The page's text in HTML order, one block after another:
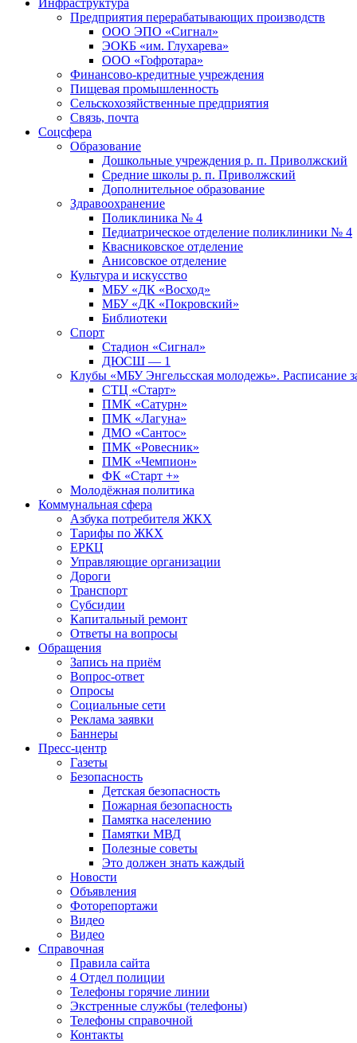
Инфраструктура
Предприятия перерабатывающих производств
ООО ЭПО «Сигнал»
ЭОКБ «им. Глухарева»
ООО «Гофротара»
Финансово-кредитные учреждения
Пищевая промышленность
Сельскохозяйственные предприятия
Связь, почта
Соцсфера
Образование
Дошкольные учреждения р. п. Приволжский
Средние школы р. п. Приволжский
Дополнительное образование
Здравоохранение
Поликлиника № 4
Педиатрическое отделение поликлиники № 4
Квасниковское отделение
Анисовское отделение
Культура и искусство
МБУ «ДК «Восход»
МБУ «ДК «Покровский»
Библиотеки
Спорт
Стадион «Сигнал»
ДЮСШ — 1
Клубы «МБУ Энгельсская молодежь». Расписание
СТЦ «Старт»
ПМК «Сатурн»
ПМК «Лагуна»
ДМО «Сантос»
ПМК «Ровесник»
ПМК «Чемпион»
ФК «Старт +»
Молодёжная политика
Коммунальная сфера
Азбука потребителя ЖКХ
Тарифы по ЖКХ
ЕРКЦ
Управляющие организации
Дороги
Транспорт
Субсидии
Капитальный ремонт
Ответы на вопросы
Обращения
Запись на приём
Вопрос-ответ
Опросы
Социальные сети
Реклама заявки
Баннеры
Пресс-центр
Газеты
Безопасность
Детская безопасность
Пожарная безопасность
Памятка населению
Памятки МВД
Полезные советы
Это должен знать каждый
Новости
Объявления
Фоторепортажи
Видео
Видео
Справочная
Правила сайта
4 Отдел полиции
Телефоны горячие линии
Экстренные службы (телефоны)
Телефоны справочной
Контакты